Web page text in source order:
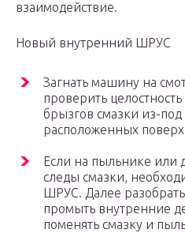
взаимодействие.
Новый внутренний ШРУС
Загнать машину на
проверить
брызгов смазки из-
расположенных
Если на пыльнике или
следы смазки,
ШРУС. Далее
промыть внутренние
поменять смазку и